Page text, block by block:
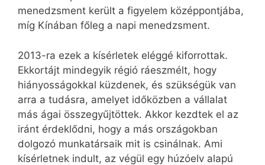
menedzsment került a figyelem középpontjába,
míg Kínában főleg a napi menedzsment.
2013-ra ezek a kísérletek eléggé kiforrottak.
Ekkortájt mindegyik régió ráeszmélt, hogy
hiányosságokkal küzdenek, és szükségük van
arra a tudásra, amelyet időközben a vállalat
más ágai összegyűjtöttek. Akkor kezdtek el az
iránt érdeklődni, hogy a más országokban
dolgozó munkatársaik mit is csinálnak. Ami
kísérletnek indult, az végül egy húzóelv alapú